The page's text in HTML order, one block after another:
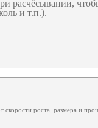
расчёсывании,
и т.п.).
роста, размера и